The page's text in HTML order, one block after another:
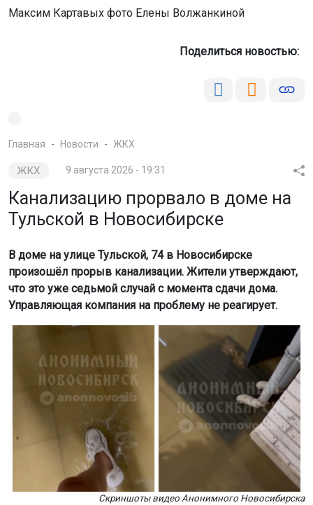
Максим Картавых фото Елены Волжанкиной
Поделиться новостью:
Главная Новости ЖКХ
ЖКХ 9 августа 2026 - 19:31
Канализацию прорвало в доме на
Тульской в Новосибирске
В доме на улице Тульской, 74 в Новосибирске
произошёл прорыв канализации. Жители утверждают,
что это уже седьмой случай с момента сдачи дома.
Управляющая компания на проблему не реагирует.
Скриншоты видео Анонимного Новосибирска